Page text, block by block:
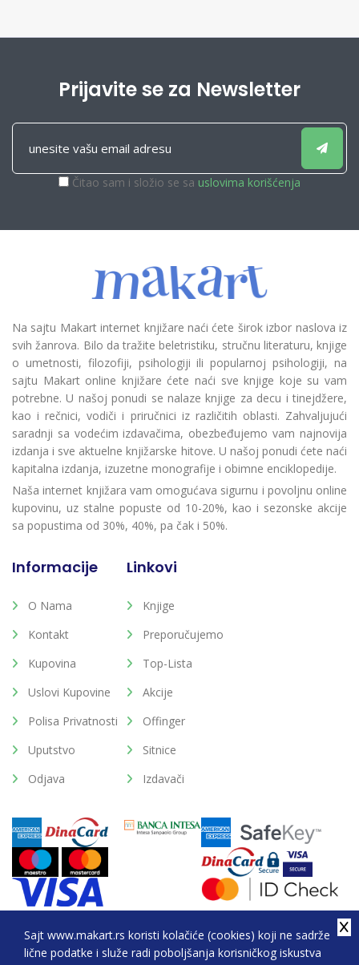
Sajt www.makart.rs koristi kolačiće (cookies) koji ne sadrže
lične podatke i služe radi poboljšanja korisničkog iskustva
Prijavite se za Newsletter
Čitao sam i složio se sa uslovima korišćenja
Na sajtu Makart internet knjižare naći ćete širok izbor naslova iz
svih žanrova. Bilo da tražite beletristiku, stručnu literaturu, knjige
o umetnosti, filozofiji, psihologiji ili popularnoj psihologiji, na
sajtu Makart online knjižare ćete naći sve knjige koje su vam
potrebne. U našoj ponudi se nalaze knjige za decu i tinejdžere,
kao i rečnici, vodiči i priručnici iz različitih oblasti. Zahvaljujući
saradnji sa vodećim izdavačima, obezbeđujemo vam najnovija
izdanja i sve aktuelne knjižarske hitove. U našoj ponudi ćete naći
kapitalna izdanja, izuzetne monografije i obimne enciklopedije.
Naša internet knjižara vam omogućava sigurnu i povoljnu online
kupovinu, uz stalne popuste od 10-20%, kao i sezonske akcije
sa popustima od 30%, 40%, pa čak i 50%.
Informacije
O Nama
Kontakt
Kupovina
Uslovi Kupovine
Polisa Privatnosti
Uputstvo
Odjava
Linkovi
Knjige
Preporučujemo
Top-Lista
Akcije
Offinger
Sitnice
Izdavači
2026. All Rights Reserved © Makart.rs - MAKART DOO